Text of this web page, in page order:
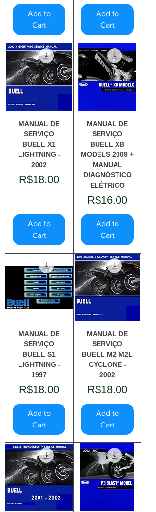
Add to
Cart
Add to
Cart
MANUAL DE
SERVIÇO
BUELL X1
LIGHTNING -
2002
Price
R$18.00
Add to
Cart
MANUAL DE
SERVIÇO
BUELL XB
MODELS 2009 +
MANUAL
DIAGNÓSTICO
ELÉTRICO
Price
R$16.00
Add to
Cart
MANUAL DE
SERVIÇO
BUELL S1
LIGHTNING -
1997
Price
R$18.00
Add to
Cart
MANUAL DE
SERVIÇO
BUELL M2 M2L
CYCLONE -
2002
Price
R$18.00
Add to
Cart